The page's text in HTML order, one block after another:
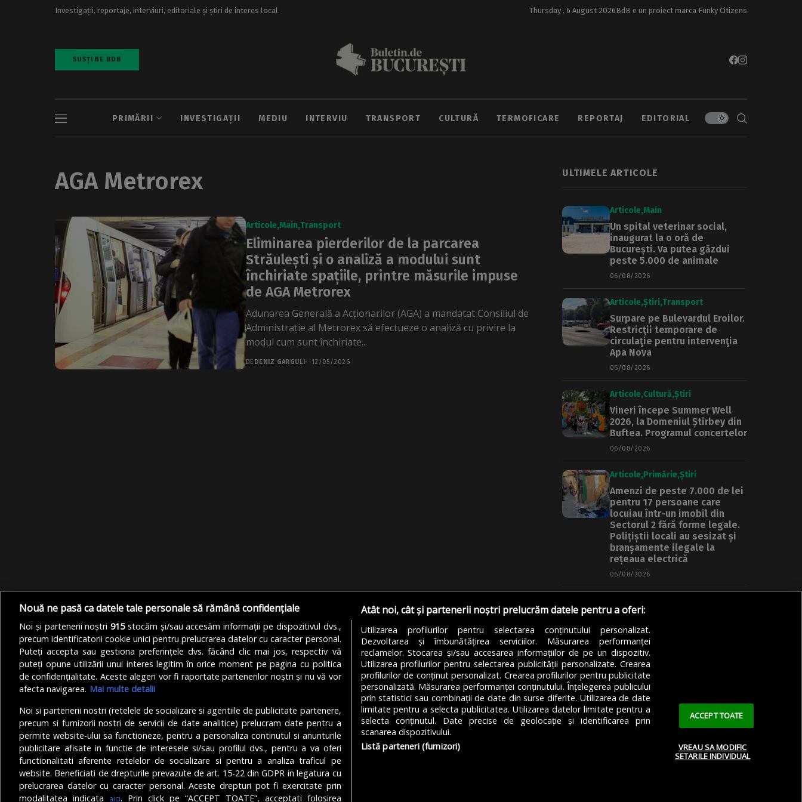
Investigații, reportaje, interviuri, editoriale și știri de interes local. Thursday , 6 August 2026BdB e un proiect marca Funky Citizens
SUSȚINE BDB
PRIMĂRII INVESTIGAȚII MEDIU INTERVIU TRANSPORT CULTURĂ TERMOFICARE REPORTAJ EDITORIAL
AGA Metrorex
Articole Main Transport
Eliminarea pierderilor de la parcarea
Străulești și o analiză a modului sunt
închiriate spațiile, printre măsurile impuse
de AGA Metrorex
Adunarea Generală a Acționarilor (AGA) a mandatat Consiliul de
Administrație al Metrorex să efectueze o analiză cu privire la
modul cum sunt închiriate...
DE DENIZ GARGULI 12/05/2026
ULTIMELE ARTICOLE
Articole Main
Un spital veterinar social,
inaugurat la o oră de
București. Va putea găzdui
peste 5.000 de animale
06/08/2026
Articole Știri Transport
Surpare pe Bulevardul Eroilor.
Restricţii temporare de
circulaţie pentru intervenţia
Apa Nova
06/08/2026
Articole Cultură Știri
Vineri începe Summer Well
2026, la Domeniul Știrbey din
Buftea. Programul concertelor
06/08/2026
Articole Primărie Știri
Amenzi de peste 7.000 de lei
pentru 17 persoane care
locuiau într-un imobil din
Sectorul 2 fără forme legale.
Polițiștii locali au sesizat și
branșamente ilegale la
rețeaua electrică
06/08/2026
VIDEO | A fost montată ultima
grindă de beton de pe
Autostrada A0
06/08/2026
MODIFICĂ SETĂRILE COOKIES
© Copyright 2025 - Buletin de București.
Găzduit dePresslabs.com. Powered by TRS Design.
Nouă ne pasă ca datele tale personale să rămână confidențiale
Noi și partenerii noștri915stocăm și/sau accesăm informații pe dispozitivul dvs.,
precum identificatorii cookie unici pentru prelucrarea datelor cu caracter personal.
Puteți accepta sau gestiona preferințele dvs. făcând clic mai jos, respectiv vă
puteți opune utilizării unui interes legitim în orice moment pe pagina cu politica
de confidențialitate. Aceste alegeri vor fi raportate partenerilor noștri și nu vă vor
afecta navigarea. Mai multe detalii
Noi si partenerii nostri (retelele de socializare si agentiile de publicitate partenere,
precum si furnizorii nostri de servicii de date analitice) prelucram date pentru a
permite website-ului sa functioneze, pentru a personaliza continutul si anunturile
publicitare afisate in functie de interesele si/sau profilul dvs., pentru a va oferi
functionalitati aferente retelelor de socializare si pentru a analiza traficul pe
website. Beneficiati de drepturile prevazute de art. 15-22 din GDPR in legatura cu
prelucrarea datelor cu caracter personal. Aceste drepturi pot fi exercitate prin
modalitatea indicata aici. Prin click pe “ACCEPT TOATE”, acceptati folosirea
Atât noi, cât și partenerii noștri prelucrăm datele pentru a oferi:
Utilizarea profilurilor pentru selectarea conținutului personalizat.
Dezvoltarea și îmbunătățirea serviciilor. Măsurarea performanței
reclamelor. Stocarea și/sau accesarea informațiilor de pe un dispozitiv.
Utilizarea profilurilor pentru selectarea publicității personalizate. Crearea
profilurilor de conținut personalizat. Crearea profilurilor pentru publicitate
personalizată. Măsurarea performanței conținutului. Înțelegerea publicului
prin statistici sau combinații de date din surse diferite. Utilizarea de date
limitate pentru a selecta publicitatea. Utilizarea datelor limitate pentru a
selecta conținutul. Date precise de geolocație și identificarea prin
scanarea dispozitivului.
Listă parteneri (furnizori)
ACCEPT TOATE
VREAU SA MODIFIC
SETARILE INDIVIDUAL